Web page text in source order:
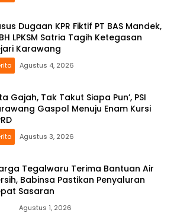
Dugaan KPR Fiktif PT BAS Mandek,
LPKSM Satria Tagih Ketegasan
Karawang
Agustus 4, 2026
Gajah, Tak Takut Siapa Pun’, PSI
Gaspol Menuju Enam Kursi
Agustus 3, 2026
Tegalwaru Terima Bantuan Air
Babinsa Pastikan Penyaluran
Sasaran
Agustus 1, 2026